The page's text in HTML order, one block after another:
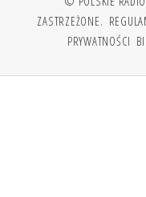
ZASTRZEŻONE.
PRYWATNOŚCI